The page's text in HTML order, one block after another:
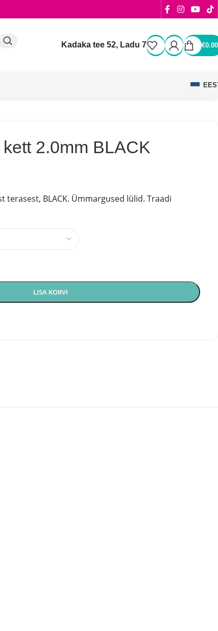
Kadaka tee 52, Ladu 7 €0.00
2.0mm BLACK
terasest, BLACK. Ümmargused lülid. Traadi
LISA KORVI